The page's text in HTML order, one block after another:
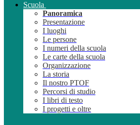
Scuola
Panoramica
Presentazione
I luoghi
Le persone
I numeri della scuola
Le carte della scuola
Organizzazione
La storia
Il nostro PTOF
Percorsi di studio
I libri di testo
I progetti e oltre